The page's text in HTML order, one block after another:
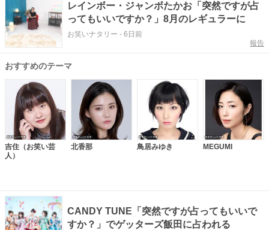
レインボー・ジャンボたかお「突然ですが占
ってもいいですか？」8月のレギュラーに
お笑いナタリー - 6日前
報告
おすすめのテーマ
吉住（お笑い芸
人）
北香那 鳥居みゆき MEGUMI
CANDY TUNE「突然ですが占ってもいいで
すか？」でゲッターズ飯田に占われる